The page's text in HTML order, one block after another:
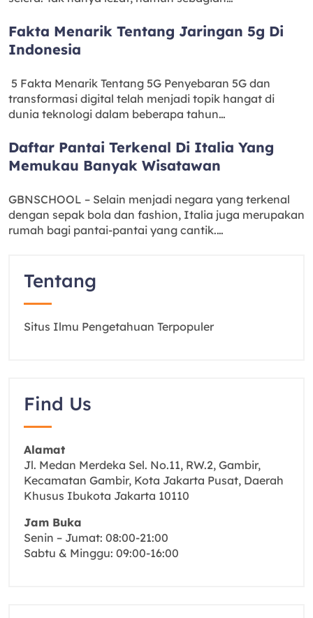
Fakta Menarik Tentang Jaringan 5g Di
Indonesia
5 Fakta Menarik Tentang 5G Penyebaran 5G dan
transformasi digital telah menjadi topik hangat di
dunia teknologi dalam beberapa tahun…
Daftar Pantai Terkenal Di Italia Yang
Memukau Banyak Wisatawan
GBNSCHOOL – Selain menjadi negara yang terkenal
dengan sepak bola dan fashion, Italia juga merupakan
rumah bagi pantai-pantai yang cantik.…
Tentang
Situs Ilmu Pengetahuan Terpopuler
Find Us
Alamat
Jl. Medan Merdeka Sel. No.11, RW.2, Gambir,
Kecamatan Gambir, Kota Jakarta Pusat, Daerah
Khusus Ibukota Jakarta 10110
Jam Buka
Senin – Jumat: 08:00-21:00
Sabtu & Minggu: 09:00-16:00